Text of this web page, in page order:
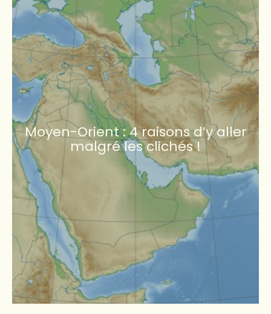
Moyen-Orient : 4 raisons d’y aller
malgré les clichés !